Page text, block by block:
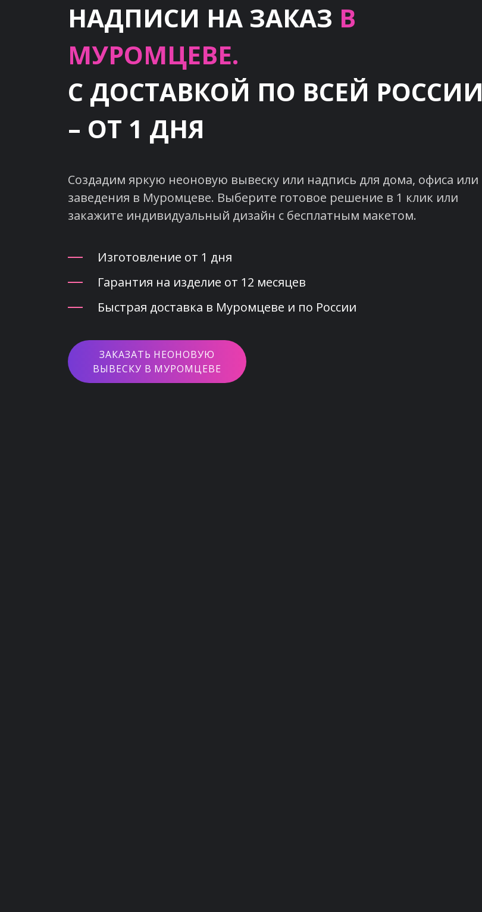
НАДПИСИ НА ЗАКАЗ В
МУРОМЦЕВЕ.
С ДОСТАВКОЙ ПО ВСЕЙ РОССИИ
– ОТ 1 ДНЯ
Создадим яркую неоновую вывеску или надпись для дома, офиса или
заведения в Муромцеве. Выберите готовое решение в 1 клик или
закажите индивидуальный дизайн с бесплатным макетом.
Изготовление от 1 дня
Гарантия на изделие от 12 месяцев
Быстрая доставка в Муромцеве и по России
ЗАКАЗАТЬ НЕОНОВУЮ
ВЫВЕСКУ В МУРОМЦЕВЕ